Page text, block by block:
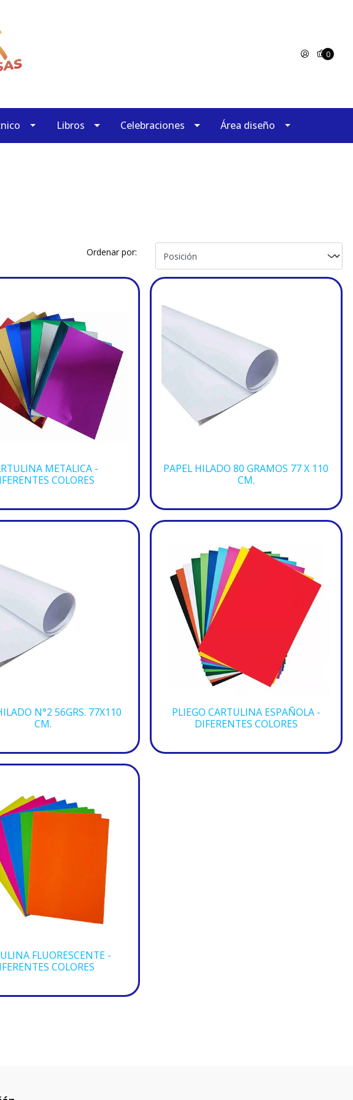
0
Libros Celebraciones Área diseño
Ordenar por:
METALICA -
COLORES
PAPEL HILADO 80 GRAMOS 77 X 110
CM.
N°2 56GRS. 77X110
CM.
PLIEGO CARTULINA ESPAÑOLA -
DIFERENTES COLORES
FLUORESCENTE -
COLORES